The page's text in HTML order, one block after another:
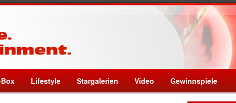
Lifestyle Stargalerien Video Gewinnspiele